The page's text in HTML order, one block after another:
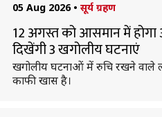
05 Aug 2026 • सूर्य ग्रहण
12 अगस्त को आसमान में
दिखेंगी 3 खगोलीय घटनाएं
खगोलीय घटनाओं में रुचि रखने वाले
काफी खास है।